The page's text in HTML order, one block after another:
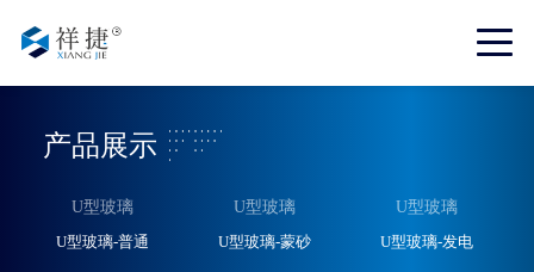
产品展示
U型玻璃
U型玻璃-普通
U型玻璃
U型玻璃-蒙砂
U型玻璃
U型玻璃-发电